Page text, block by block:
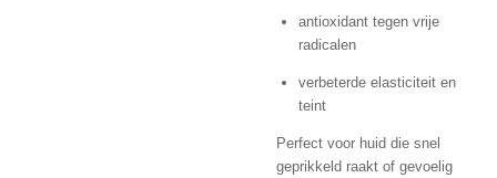
antioxidant tegen vrije
radicalen
verbeterde elasticiteit en
teint
Perfect voor huid die snel
geprikkeld raakt of gevoelig